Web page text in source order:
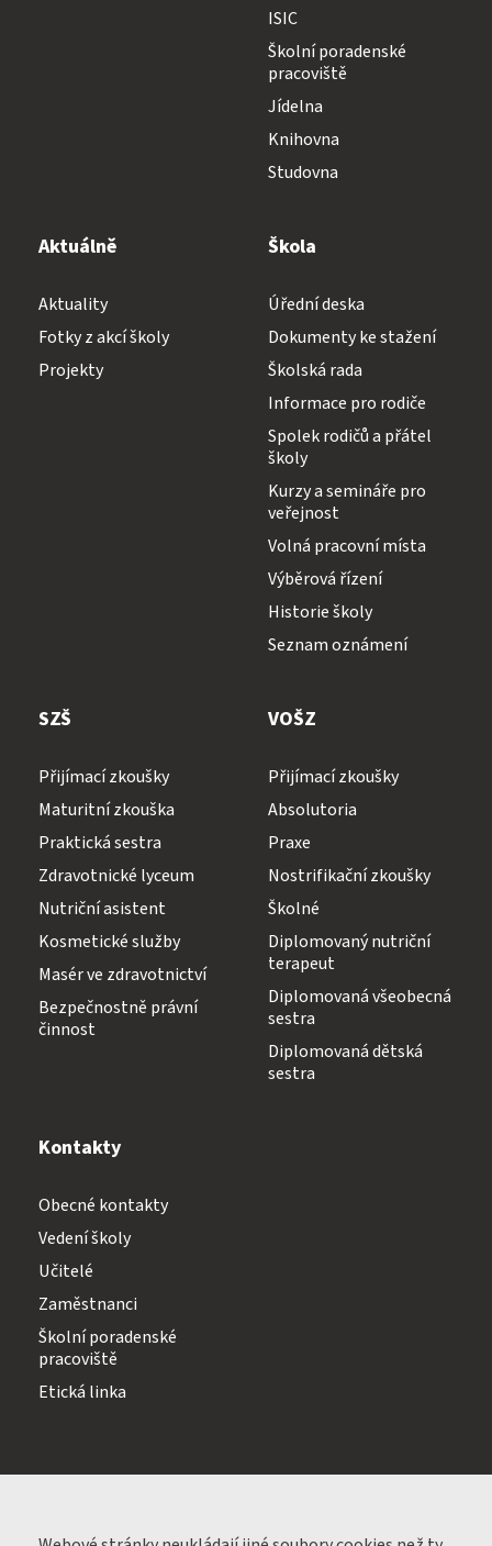
ISIC
Školní poradenské
pracoviště
Jídelna
Knihovna
Studovna
Aktuálně
Aktuality
Fotky z akcí školy
Projekty
Škola
Úřední deska
Dokumenty ke stažení
Školská rada
Informace pro rodiče
Spolek rodičů a přátel
školy
Kurzy a semináře pro
veřejnost
Volná pracovní místa
Výběrová řízení
Historie školy
Seznam oznámení
SZŠ
Přijímací zkoušky
Maturitní zkouška
Praktická sestra
Zdravotnické lyceum
Nutriční asistent
Kosmetické služby
Masér ve zdravotnictví
Bezpečnostně právní
činnost
VOŠZ
Přijímací zkoušky
Absolutoria
Praxe
Nostrifikační zkoušky
Školné
Diplomovaný nutriční
terapeut
Diplomovaná všeobecná
sestra
Diplomovaná dětská
sestra
Kontakty
Obecné kontakty
Vedení školy
Učitelé
Zaměstnanci
Školní poradenské
pracoviště
Etická linka